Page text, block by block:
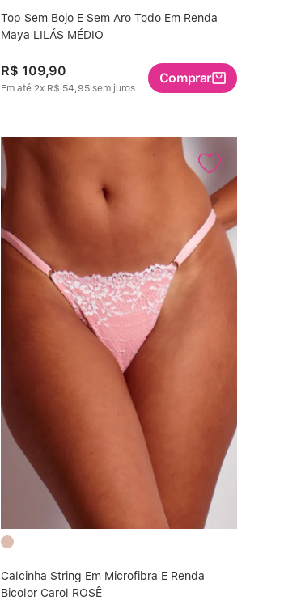
Top Sem Bojo E Sem Aro Todo Em Renda
Maya LILÁS MÉDIO
R$ 109,90
Em até 2x R$ 54,95sem juros
Comprar
Calcinha String Em Microfibra E Renda
Bicolor Carol ROSÊ